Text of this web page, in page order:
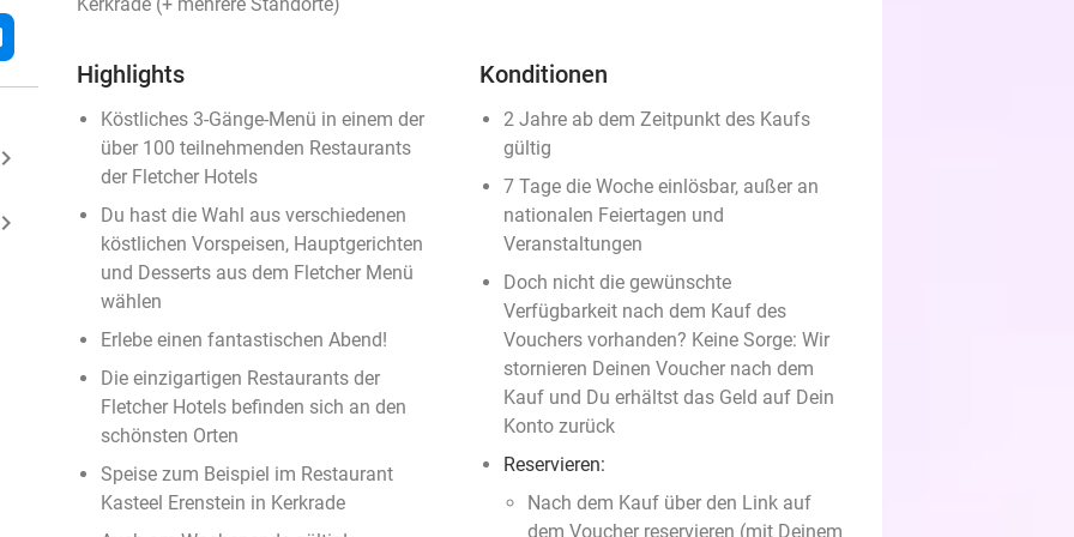
keyboard_arrow_right
keyboard_arrow_right
Highlights
Köstliches 3-Gänge-Menü in einem der
über 100 teilnehmenden Restaurants
der Fletcher Hotels
Du hast die Wahl aus verschiedenen
köstlichen Vorspeisen, Hauptgerichten
und Desserts aus dem Fletcher Menü
wählen
Erlebe einen fantastischen Abend!
Die einzigartigen Restaurants der
Fletcher Hotels befinden sich an den
schönsten Orten
Speise zum Beispiel im Restaurant
Kasteel Erenstein in Kerkrade
Konditionen
2 Jahre ab dem Zeitpunkt des Kaufs
gültig
7 Tage die Woche einlösbar, außer an
nationalen Feiertagen und
Veranstaltungen
Doch nicht die gewünschte
Verfügbarkeit nach dem Kauf des
Vouchers vorhanden? Keine Sorge: Wir
stornieren Deinen Voucher nach dem
Kauf und Du erhältst das Geld auf Dein
Konto zurück
Reservieren:
Nach dem Kauf über den Link auf
dem Voucher reservieren (mit Deinem